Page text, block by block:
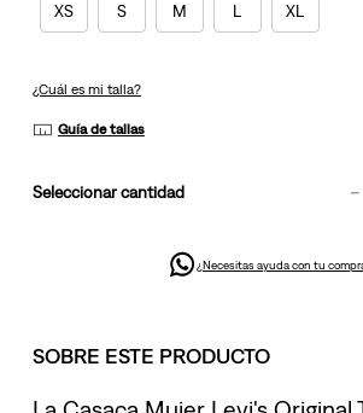
XS S M L XL
¿Cuál es mi talla?
Guía de tallas
cantidad －
¿Necesitas ayuda con tu
SOBRE ESTE PRODUCTO